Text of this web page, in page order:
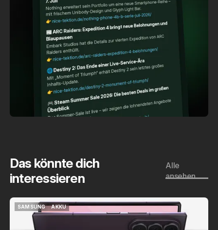
Das könnte dich
interessieren
Alle
ansehen
SAMSUNG
SAMSUNG
AKKU
AKKU